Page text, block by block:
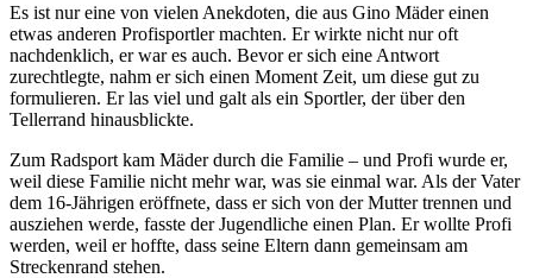
Es ist nur eine von vielen Anekdoten, die aus Gino Mäder einen
etwas anderen Profisportler machten. Er wirkte nicht nur oft
nachdenklich, er war es auch. Bevor er sich eine Antwort
zurechtlegte, nahm er sich einen Moment Zeit, um diese gut zu
formulieren. Er las viel und galt als ein Sportler, der über den
Tellerrand hinausblickte.
Zum Radsport kam Mäder durch die Familie – und Profi wurde er,
weil diese Familie nicht mehr war, was sie einmal war. Als der Vater
dem 16-Jährigen eröffnete, dass er sich von der Mutter trennen und
ausziehen werde, fasste der Jugendliche einen Plan. Er wollte Profi
werden, weil er hoffte, dass seine Eltern dann gemeinsam am
Streckenrand stehen.